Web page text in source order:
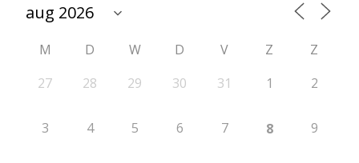
M D W D V Z
Z
27
28 29 30 31 1 2
3 4 5 6 7 8 9